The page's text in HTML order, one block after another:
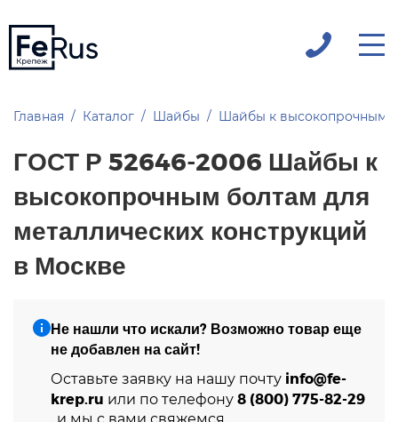
Главная Каталог Шайбы Шайбы к высокопрочным
ГОСТ Р 52646-2006 Шайбы к
высокопрочным болтам для
металлических конструкций
в Москве
Не нашли что искали? Возможно товар еще
не добавлен на сайт!
Оставьте заявку на нашу почту info@fe-
krep.ru или по телефону 8 (800) 775-82-29